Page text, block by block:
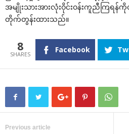
အမျိုးသားအားလုံးဝိုင်းဝန်းကူညီကြရန်ကို
တိုက်တွန်းထားသည်။
8 Facebook
Previous article